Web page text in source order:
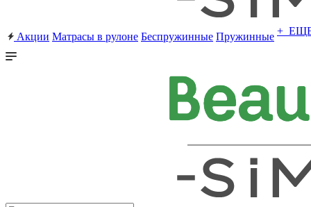
Акции Матрасы в рулоне Беспружинные Пружинные +